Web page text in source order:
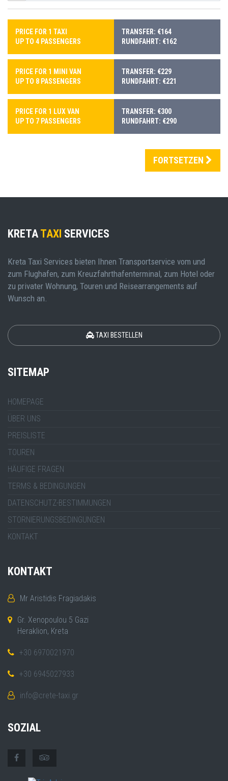
PRICE FOR 1 TAXI
UP TO 4 PASSENGERS
TRANSFER: €164
RUNDFAHRT: €162
PRICE FOR 1 MINI VAN
UP TO 8 PASSENGERS
TRANSFER: €229
RUNDFAHRT: €221
PRICE FOR 1 LUX VAN
UP TO 7 PASSENGERS
TRANSFER: €300
RUNDFAHRT: €290
FORTSETZEN
KRETA TAXI SERVICES
Kreta Taxi Services bieten Ihnen Transportservice vom und
zum Flughafen, zum Kreuzfahrthafenterminal, zum Hotel oder
zu privater Wohnung, Touren und Reisearrangements auf
Wunsch an.
TAXI BESTELLEN
SITEMAP
HOMEPAGE
ÜBER UNS
PREISLISTE
TOUREN
HÄUFIGE FRAGEN
TERMS & BEDINGUNGEN
DATENSCHUTZ-BESTIMMUNGEN
STORNIERUNGSBEDINGUNGEN
KONTAKT
KONTAKT
Mr Aristidis Fragiadakis
Gr. Xenopoulou 5 Gazi
Heraklion, Kreta
+30 6970021970
+30 6945027933
info@crete-taxi.gr
SOZIAL